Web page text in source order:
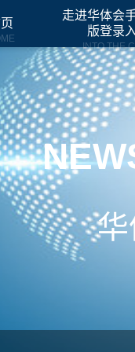
走进华体会
版登录
INTO THE
华